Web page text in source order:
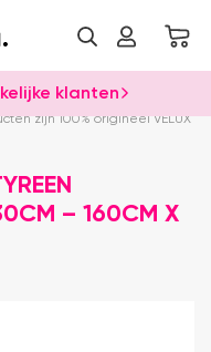
klanten
Dealer
zijn 100% origineel VELUX
– 160CM X